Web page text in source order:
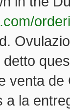
venta de
la